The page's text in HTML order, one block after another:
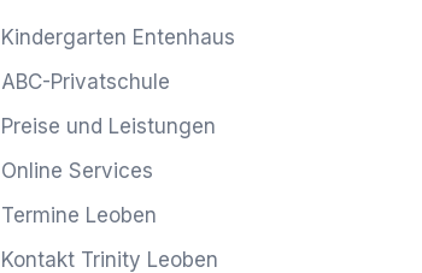
Kindergarten Entenhaus
ABC-Privatschule
Preise und Leistungen
Online Services
Termine Leoben
Kontakt Trinity Leoben